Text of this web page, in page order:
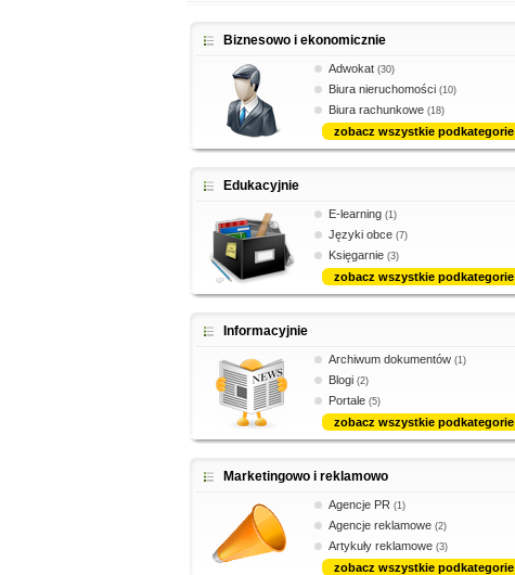
Biznesowo i ekonomicznie
Adwokat (30)
Biura nieruchomości (10)
Biura rachunkowe (18)
zobacz wszystkie podkategorie
Edukacyjnie
E-learning (1)
Języki obce (7)
Księgarnie (3)
zobacz wszystkie podkategorie
Informacyjnie
Archiwum dokumentów (1)
Blogi (2)
Portale (5)
zobacz wszystkie podkategorie
Marketingowo i reklamowo
Agencje PR (1)
Agencje reklamowe (2)
Artykuły reklamowe (3)
zobacz wszystkie podkategorie